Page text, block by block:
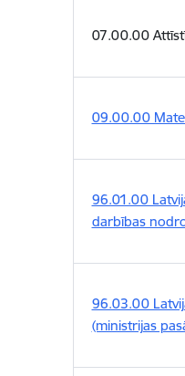
07.00.00
09.00.00
96.01.00
darbības
96.03.00
(ministrijas